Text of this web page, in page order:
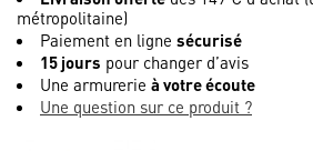
métropolitaine)
Paiement en ligne sécurisé
15 jours pour changer d’avis
Une armurerie à votre écoute
Une question sur ce produit ?